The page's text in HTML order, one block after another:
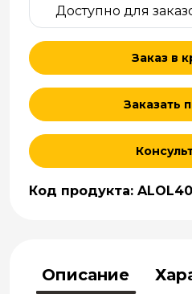
Доступно для
Заказ в
Заказать
Код продукта:
Описание